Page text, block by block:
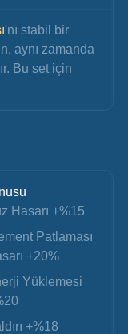
'nı stabil bir
aynı zamanda
Bu set için
Hasarı +%15
Patlaması
+20%
Yüklemesi
+%18